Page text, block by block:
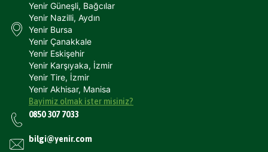
Yenir Güneşli, Bağcılar
Yenir Nazilli, Aydın
Yenir Bursa
Yenir Çanakkale
Yenir Eskişehir
Yenir Karşıyaka, İzmir
Yenir Tire, İzmir
Yenir Akhisar, Manisa
Bayimiz olmak ister misiniz?
0850 307 7033
bilgi@yenir.com